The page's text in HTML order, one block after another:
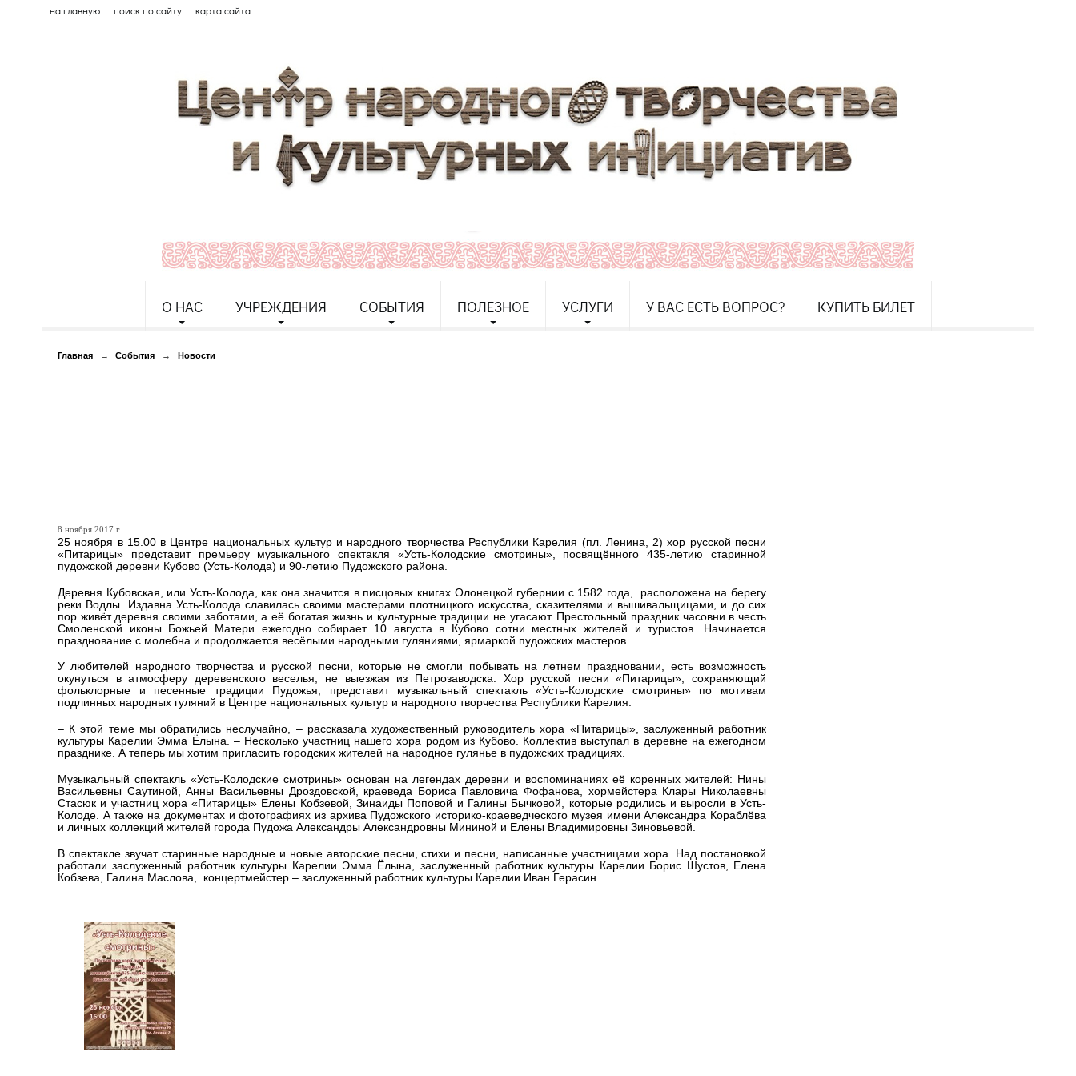
на главную поиск по сайту карта сайта
О НАС УЧРЕЖДЕНИЯ СОБЫТИЯ ПОЛЕЗНОЕ УСЛУГИ У ВАС ЕСТЬ ВОПРОС? КУПИТЬ БИЛЕТ
Главная → События → Новости
8 ноября 2017 г.
25 ноября в 15.00 в Центре национальных культур и народного творчества Республики Карелия (пл. Ленина, 2) хор русской песни
«Питарицы» представит премьеру музыкального спектакля «Усть-Колодские смотрины», посвящённого 435-летию старинной
пудожской деревни Кубово (Усть-Колода) и 90-летию Пудожского района.
Деревня Кубовская, или Усть-Колода, как она значится в писцовых книгах Олонецкой губернии с 1582 года, расположена на берегу
реки Водлы. Издавна Усть-Колода славилась своими мастерами плотницкого искусства, сказителями и вышивальщицами, и до сих
пор живёт деревня своими заботами, а её богатая жизнь и культурные традиции не угасают. Престольный праздник часовни в честь
Смоленской иконы Божьей Матери ежегодно собирает 10 августа в Кубово сотни местных жителей и туристов. Начинается
празднование с молебна и продолжается весёлыми народными гуляниями, ярмаркой пудожских мастеров.
У любителей народного творчества и русской песни, которые не смогли побывать на летнем праздновании, есть возможность
окунуться в атмосферу деревенского веселья, не выезжая из Петрозаводска. Хор русской песни «Питарицы», сохраняющий
фольклорные и песенные традиции Пудожья, представит музыкальный спектакль «Усть-Колодские смотрины» по мотивам
подлинных народных гуляний в Центре национальных культур и народного творчества Республики Карелия.
– К этой теме мы обратились неслучайно, – рассказала художественный руководитель хора «Питарицы», заслуженный работник
культуры Карелии Эмма Ёлына. – Несколько участниц нашего хора родом из Кубово. Коллектив выступал в деревне на ежегодном
празднике. А теперь мы хотим пригласить городских жителей на народное гулянье в пудожских традициях.
Музыкальный спектакль «Усть-Колодские смотрины» основан на легендах деревни и воспоминаниях её коренных жителей: Нины
Васильевны Саутиной, Анны Васильевны Дроздовской, краеведа Бориса Павловича Фофанова, хормейстера Клары Николаевны
Стасюк и участниц хора «Питарицы» Елены Кобзевой, Зинаиды Поповой и Галины Бычковой, которые родились и выросли в Усть-
Колоде. А также на документах и фотографиях из архива Пудожского историко-краеведческого музея имени Александра Кораблёва
и личных коллекций жителей города Пудожа Александры Александровны Мининой и Елены Владимировны Зиновьевой.
В спектакле звучат старинные народные и новые авторские песни, стихи и песни, написанные участницами хора. Над постановкой
работали заслуженный работник культуры Карелии Эмма Ёлына, заслуженный работник культуры Карелии Борис Шустов, Елена
Кобзева, Галина Маслова, концертмейстер – заслуженный работник культуры Карелии Иван Герасин.